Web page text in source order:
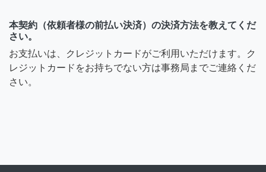
本契約（依頼者様の前払い決済）の決済方法を教えてくだ
さい。
お支払いは、クレジットカードがご利用いただけます。ク
レジットカードをお持ちでない方は事務局までご連絡くだ
さい。